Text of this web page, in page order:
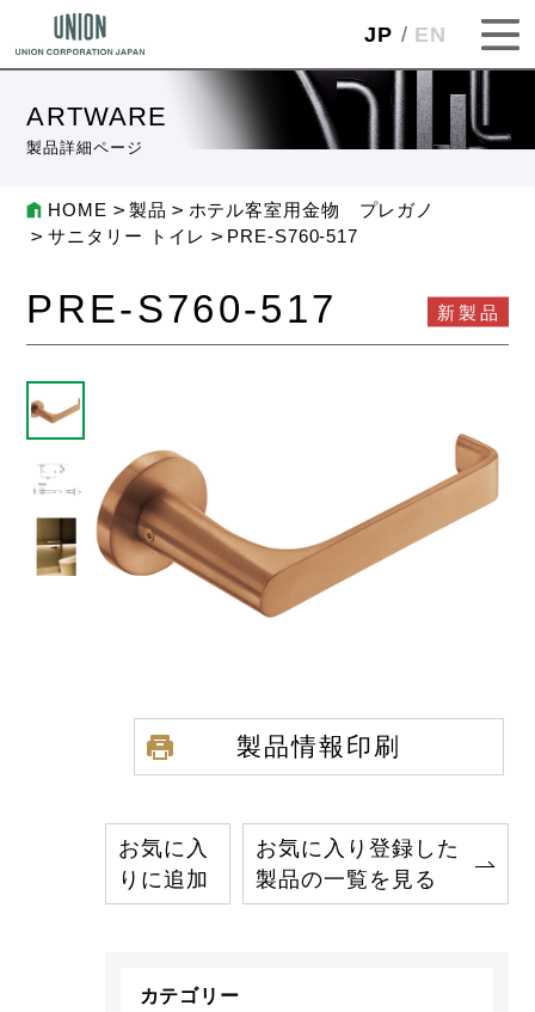
JP EN
ARTWARE
製品詳細ページ
HOME 製品
ホテル客室用金物 プレガノ
サニタリー トイレ
PRE-S760-517
PRE-S760-517 新製品
製品情報印刷
お気に入
りに追加
お気に入り登録した
製品の一覧を見る
カテゴリー